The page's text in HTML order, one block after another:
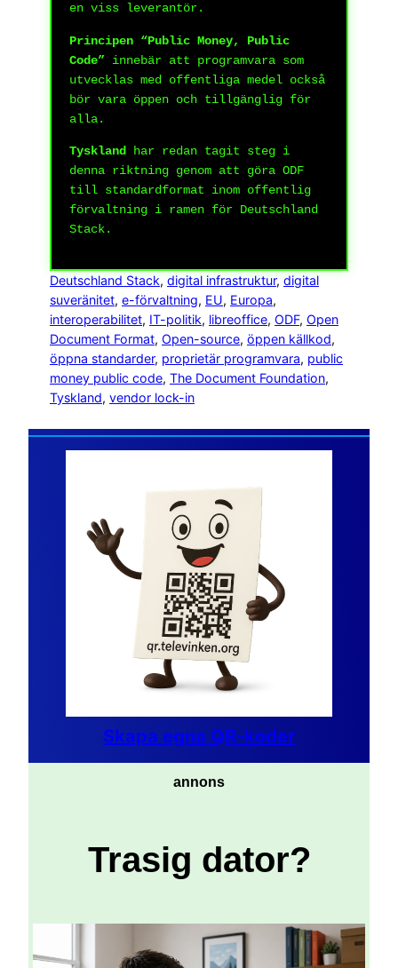
en viss leverantör.
Principen “Public Money, Public
Code” innebär att programvara som
utvecklas med offentliga medel också
bör vara öppen och tillgänglig för
alla.
Tyskland
har redan tagit steg i
denna riktning genom att göra ODF
till standardformat inom offentlig
förvaltning i ramen för Deutschland
Stack.
Deutschland Stack, digital infrastruktur, digital
suveränitet, e-förvaltning, EU, Europa
interoperabilitet, IT-politik, libreoffice, ODF, Open
Document Format, Open-source, öppen källkod
öppna standarder, proprietär programvara, public
money public code, The Document Foundation
Tyskland, vendor lock-in
Skapa egna QR-koder
annons
Trasig dator?